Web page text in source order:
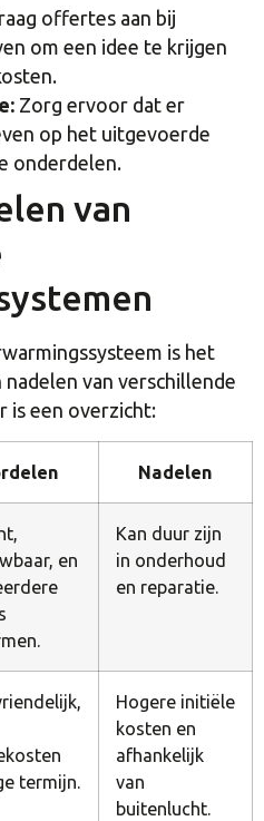
offertes aan bij
om een idee te krijgen
Zorg ervoor dat er
op het uitgevoerde
onderdelen.
van
is het
van verschillende
is een overzicht:
Nadelen
en
Kan duur zijn
in onderhoud
en reparatie.
termijn.
Hogere initiële
kosten en
afhankelijk
van
buitenlucht.